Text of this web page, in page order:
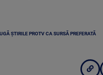
ȘTIRILE PROTV CA SURSĂ PREFERATĂ